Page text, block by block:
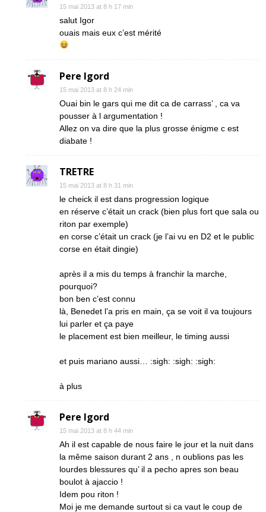
15 mai 2013 at 8 h 17 min
salut Igor
ouais mais eux c’est mérité
Pere Igord
15 mai 2013 at 8 h 24 min
Ouai bin le gars qui me dit ca de carrass’ , ca va
pousser à l argumentation !
Allez on va dire que la plus grosse énigme c est
diabate !
TRETRE
15 mai 2013 at 8 h 31 min
le cheick il est dans progression logique
en réserve c’était un crack (bien plus fort que sala ou
riton par exemple)
en corse c’était un crack (je l’ai vu en D2 et le public
corse en était dingie)
après il a mis du temps à franchir la marche,
pourquoi?
bon ben c’est connu
là, Benedet l’a pris en main, ça se voit il va toujours
lui parler et ça paye
le placement est bien meilleur, le timing aussi
et puis mariano aussi… :sigh: :sigh: :sigh:
à plus
Pere Igord
15 mai 2013 at 8 h 44 min
Ah il est capable de nous faire le jour et la nuit dans
la même saison durant 2 ans , n oublions pas les
lourdes blessures qu’ il a pecho apres son beau
boulot à ajaccio !
Idem pou riton !
Moi je me demande surtout si ca vaut le coup de